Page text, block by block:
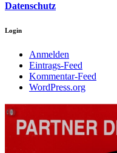
Datenschutz
Login
Anmelden
Eintrags-Feed
Kommentar-Feed
WordPress.org